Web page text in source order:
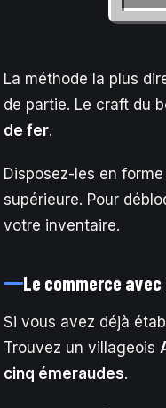
La méthode la plus
de partie. Le craft du
de fer.
Disposez-les en
supérieure. Pour
votre inventaire.
Le commerce
Si vous avez déjà
Trouvez un villageois
cinq émeraudes.